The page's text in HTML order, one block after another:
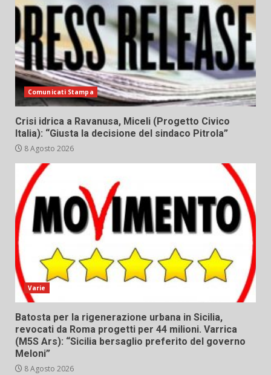
Comunicati Stampa
Crisi idrica a Ravanusa, Miceli (Progetto Civico
Italia): “Giusta la decisione del sindaco Pitrola”
8 Agosto 2026
Varie
Batosta per la rigenerazione urbana in Sicilia,
revocati da Roma progetti per 44 milioni. Varrica
(M5S Ars): “Sicilia bersaglio preferito del governo
Meloni”
8 Agosto 2026